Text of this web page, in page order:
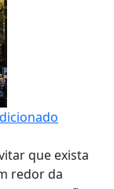
que exista
redor da